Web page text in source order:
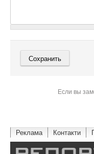
Если вы
Реклама Контакти